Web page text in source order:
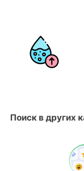
Поиск в других